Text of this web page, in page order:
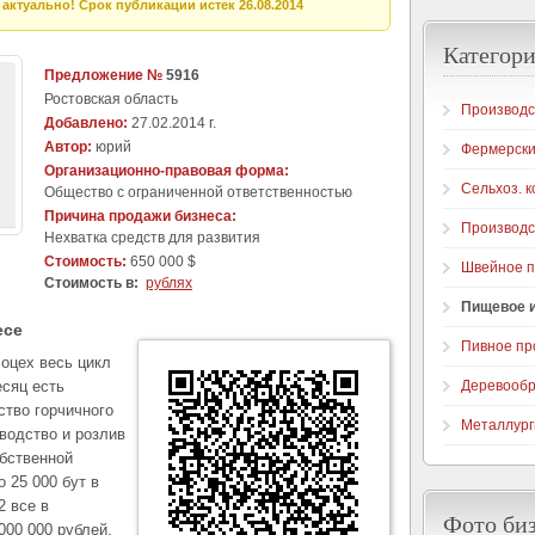
Срок публикации истек 26.08.2014
Предложение № 5916
Ростовская область
Добавлено: 27.02.2014 г.
Автор: юрий
Организационно-правовая форма:
Общество с ограниченной ответственностью
Причина продажи бизнеса:
Нехватка средств для развития
Стоимость: 650 000 $
Стоимость в: рублях
весь цикл
есть
горчичного
и розлив
25 000 бут в
все в
000 рублей.
Сельхоз.
Швейное
Пищевое
Пивное
Фото